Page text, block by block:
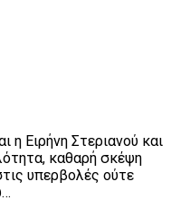
η Ειρήνη Στεριανού και
καθαρή σκέψη
υπερβολές ούτε